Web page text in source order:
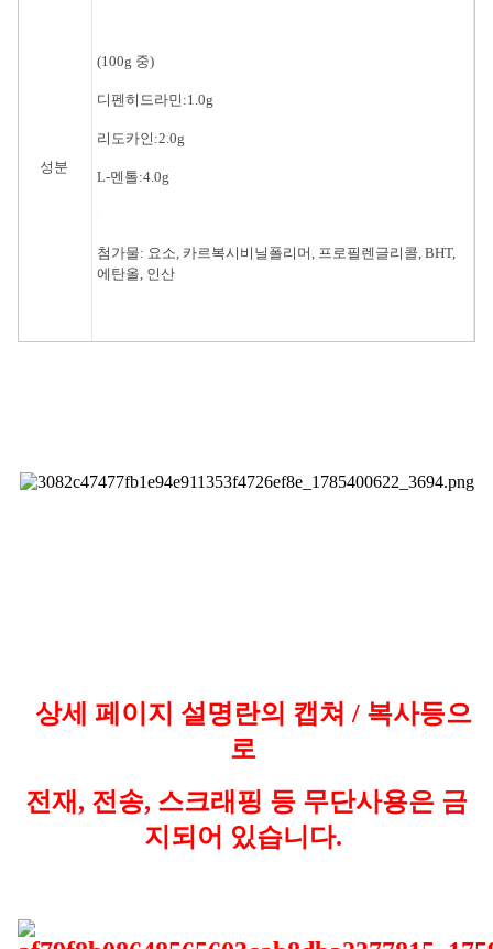
성분
(100g 중)
디펜히드라민:1.0g
리도카인:2.0g
L-멘톨:4.0g
첨가물: 요소, 카르복시비닐폴리머, 프로필렌글리콜, BHT,
에탄올, 인산
상세 페이지 설명란의 캡쳐 / 복사등으
로
전재, 전송, 스크래핑 등 무단사용은 금
지되어 있습니다.